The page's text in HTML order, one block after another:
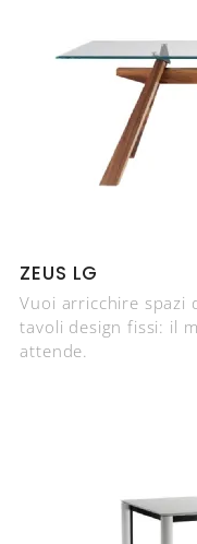
ZEUS LG
Vuoi arricchire spazi
tavoli design fissi: il
attende.